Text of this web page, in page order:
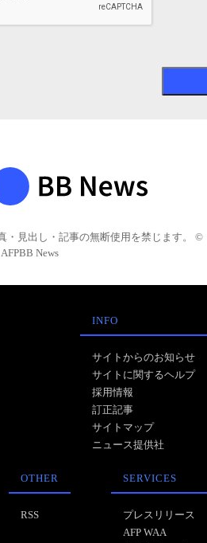
・見出し・記事の無断使用を禁じます。 ©
AFPBB News
INFO
サイトからのお知らせ
サイトに関するヘルプ
採用情報
訂正記事
サイトマップ
ニュース提供社
OTHER
RSS
SERVICES
プレスリリース
AFP WAA